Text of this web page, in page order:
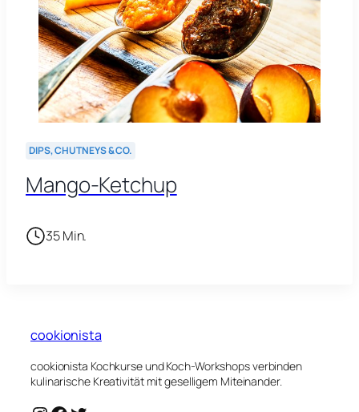
DIPS, CHUTNEYS & CO.
Mango-Ketchup
35 Min.
cookionista
cookionista Kochkurse und Koch-Workshops verbinden
kulinarische Kreativität mit geselligem Miteinander.